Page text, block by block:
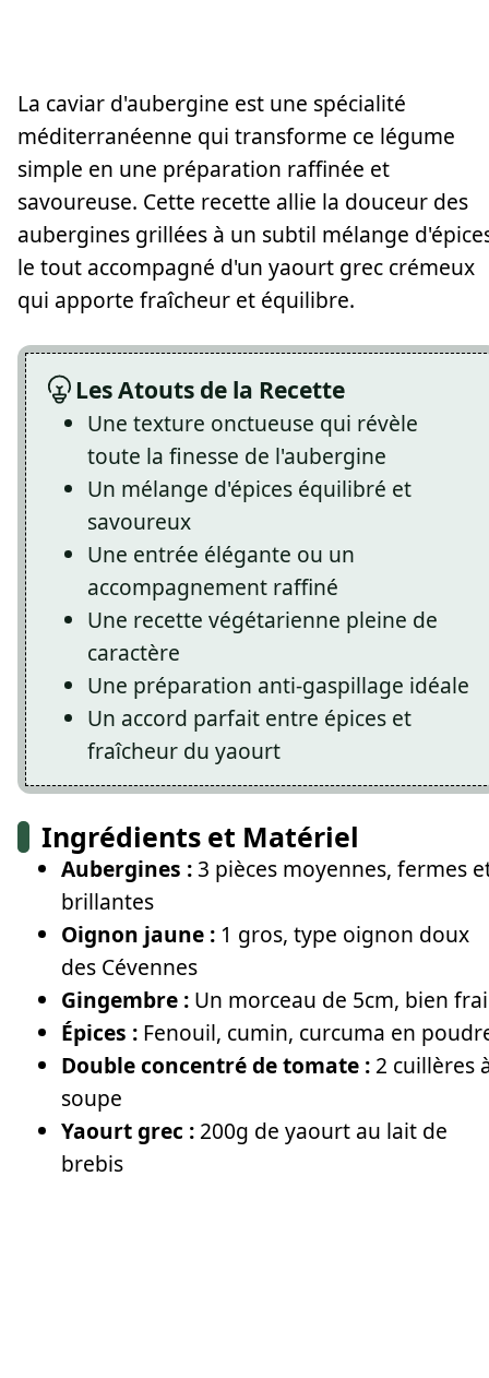
La caviar d'aubergine est une spécialité
méditerranéenne qui transforme ce légume
simple en une préparation raffinée et
savoureuse. Cette recette allie la douceur des
aubergines grillées à un subtil mélange
le tout accompagné d'un yaourt grec crémeux
qui apporte fraîcheur et équilibre.
Les Atouts de la Recette
Une texture onctueuse qui révèle
toute la finesse de l'aubergine
Un mélange d'épices équilibré et
savoureux
Une entrée élégante ou un
accompagnement raffiné
Une recette végétarienne pleine de
caractère
Une préparation anti-gaspillage idéale
Un accord parfait entre épices et
fraîcheur du yaourt
Ingrédients et Matériel
Aubergines :3 pièces moyennes, fermes
brillantes
Oignon jaune : 1 gros, type oignon doux
des Cévennes
Gingembre : Un morceau de 5cm, bien
Épices : Fenouil, cumin, curcuma en
Double concentré de tomate : 2 cuillères
soupe
Yaourt grec : 200g de yaourt au lait de
brebis